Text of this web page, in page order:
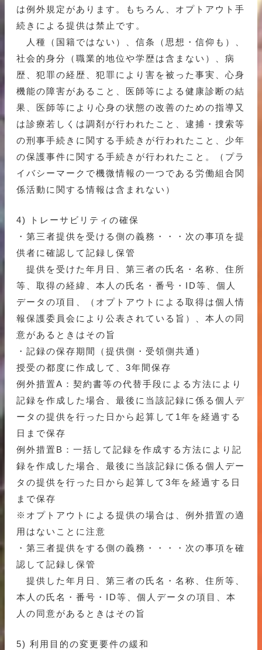
は例外規定があります。もちろん、オプトアウト手
続きによる提供は禁止です。
人種（国籍ではない）、信条（思想・信仰も）、
社会的身分（職業的地位や学歴は含まない）、病
歴、犯罪の経歴、犯罪により害を被った事実、心身
機能の障害があること、医師等による健康診断の結
果、医師等により心身の状態の改善のための指導又
は診療若しくは調剤が行われたこと、逮捕・捜索等
の刑事手続きに関する手続きが行われたこと、少年
の保護事件に関する手続きが行われたこと。（プラ
イバシーマークで機微情報の一つである労働組合関
係活動に関する情報は含まれない）
4) トレーサビリティの確保
・第三者提供を受ける側の義務・・・次の事項を提
供者に確認して記録し保管
提供を受けた年月日、第三者の氏名・名称、住所
等、取得の経緯、本人の氏名・番号・ID等、個人
データの項目、（オプトアウトによる取得は個人情
報保護委員会により公表されている旨）、本人の同
意があるときはその旨
・記録の保存期間（提供側・受領側共通）
授受の都度に作成して、3年間保存
例外措置A：契約書等の代替手段による方法により
記録を作成した場合、最後に当該記録に係る個人デ
ータの提供を行った日から起算して1年を経過する
日まで保存
例外措置B：一括して記録を作成する方法により記
録を作成した場合、最後に当該記録に係る個人デー
タの提供を行った日から起算して3年を経過する日
まで保存
※オプトアウトによる提供の場合は、例外措置の適
用はないことに注意
・第三者提供をする側の義務・・・・次の事項を確
認して記録し保管
提供した年月日、第三者の氏名・名称、住所等、
本人の氏名・番号・ID等、個人データの項目、本
人の同意があるときはその旨
5) 利用目的の変更要件の緩和